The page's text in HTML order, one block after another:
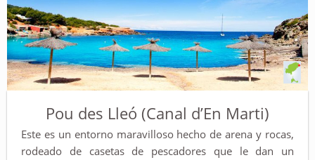
Pou des Lleó (Canal d’En Marti)
Este es un entorno maravilloso hecho de arena y rocas,
rodeado de casetas de pescadores que le dan un